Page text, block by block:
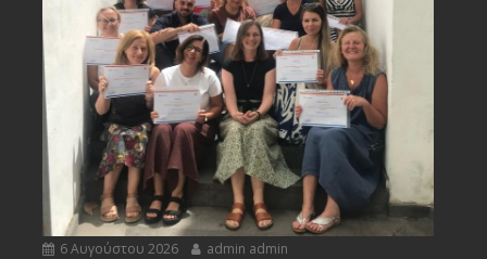
6 Αυγούστου 2026 admin admin